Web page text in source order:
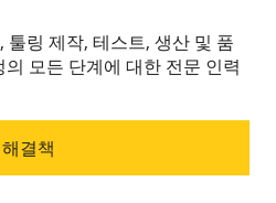
링 제작, 테스트, 생산 및 품
모든 단계에 대한 전문 인력
해결책